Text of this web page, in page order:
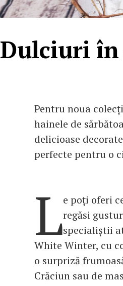
Dulciuri
Pentru noua
hainele de
delicioase
perfecte pentru o
Le poți oferi
regăsi
specialiștii
White Winter, cu
o surpriză
Crăciun sau de